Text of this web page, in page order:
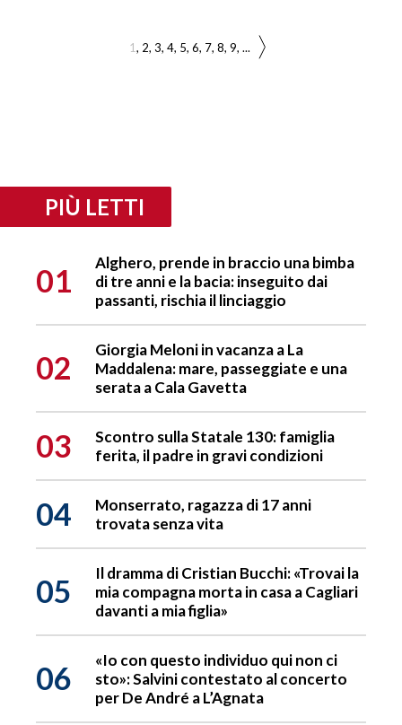
1 2 3 4 5 6 7 8 9 ...
PIÙ LETTI
01
Alghero, prende in braccio una bimba
di tre anni e la bacia: inseguito dai
passanti, rischia il linciaggio
02
Giorgia Meloni in vacanza a La
Maddalena: mare, passeggiate e una
serata a Cala Gavetta
03
Scontro sulla Statale 130: famiglia
ferita, il padre in gravi condizioni
04
Monserrato, ragazza di 17 anni
trovata senza vita
05
Il dramma di Cristian Bucchi: «Trovai la
mia compagna morta in casa a Cagliari
davanti a mia figlia»
06
«Io con questo individuo qui non ci
sto»: Salvini contestato al concerto
per De André a L’Agnata